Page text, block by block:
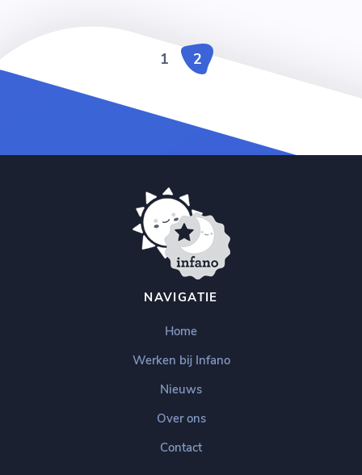
1 2
NAVIGATIE
Home
Werken bij Infano
Nieuws
Over ons
Contact